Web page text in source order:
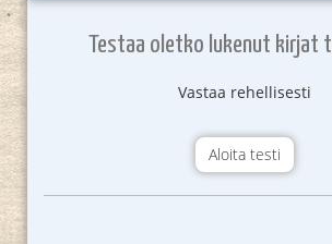
Testaa oletko lukenut kirjat
Vastaa rehellisesti
Aloita testi